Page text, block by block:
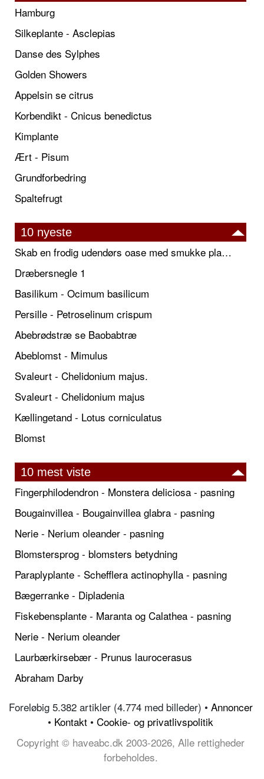
Hamburg
Silkeplante - Asclepias
Danse des Sylphes
Golden Showers
Appelsin se citrus
Korbendikt - Cnicus benedictus
Kimplante
Ært - Pisum
Grundforbedring
Spaltefrugt
10 nyeste
Skab en frodig udendørs oase med smukke plantekrukker og elegante espalier
Dræbersnegle 1
Basilikum - Ocimum basilicum
Persille - Petroselinum crispum
Abebrødstræ se Baobabtræ
Abeblomst - Mimulus
Svaleurt - Chelidonium majus.
Svaleurt - Chelidonium majus
Kællingetand - Lotus corniculatus
Blomst
10 mest viste
Fingerphilodendron - Monstera deliciosa - pasning
Bougainvillea - Bougainvillea glabra - pasning
Nerie - Nerium oleander - pasning
Blomstersprog - blomsters betydning
Paraplyplante - Schefflera actinophylla - pasning
Bægerranke - Dipladenia
Fiskebensplante - Maranta og Calathea - pasning
Nerie - Nerium oleander
Laurbærkirsebær - Prunus laurocerasus
Abraham Darby
Foreløbig 5.382 artikler (4.774 med billeder) • Annoncer
• Kontakt • Cookie- og privatlivspolitik
Copyright © haveabc.dk 2003-2026, Alle rettigheder
forbeholdes.